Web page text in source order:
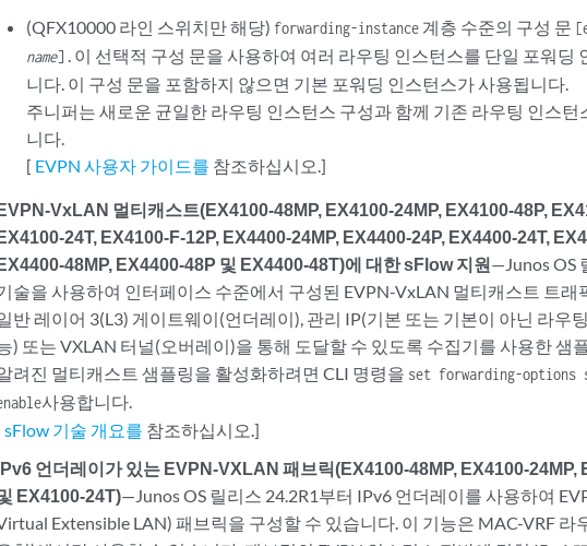
(QFX10000 라인 스위치만 해당) forwarding-instance계층 수준의 구성 문
name] . 이 선택적 구성 문을 사용하여 여러 라우팅 인스턴스를 단일 포워딩
니다. 이 구성 문을 포함하지 않으면 기본 포워딩 인스턴스가 사용됩니다.
주니퍼는 새로운 균일한 라우팅 인스턴스 구성과 함께 기존 라우팅 인스턴
니다.
[ EVPN 사용자 가이드를 참조하십시오.]
VxLAN 멀티캐스트(EX4100-48MP, EX4100-24MP, EX4100-48P,
24T, EX4100-F-12P, EX4400-24MP, EX4400-24P, EX4400-24T,
48MP, EX4400-48P 및 EX4400-48T)에 대한 sFlow 지원—Junos OS
술을 사용하여 인터페이스 수준에서 구성된 EVPN-VxLAN 멀티캐스트 트래
반 레이어 3(L3) 게이트웨이(언더레이), 관리 IP(기본 또는 기본이 아닌 라우
) 또는 VXLAN 터널(오버레이)을 통해 도달할 수 있도록 수집기를 사용한 샘
려진 멀티캐스트 샘플링을 활성화하려면 CLI 명령을 set forwarding-options
사용합니다.
sFlow 기술 개요를 참조하십시오.]
언더레이가 있는 EVPN-VXLAN 패브릭(EX4100-48MP, EX4100-24MP,
EX4100-24T)—Junos OS 릴리스 24.2R1부터 IPv6 언더레이를 사용하여
Extensible LAN) 패브릭을 구성할 수 있습니다. 이 기능은 MAC-VRF 라